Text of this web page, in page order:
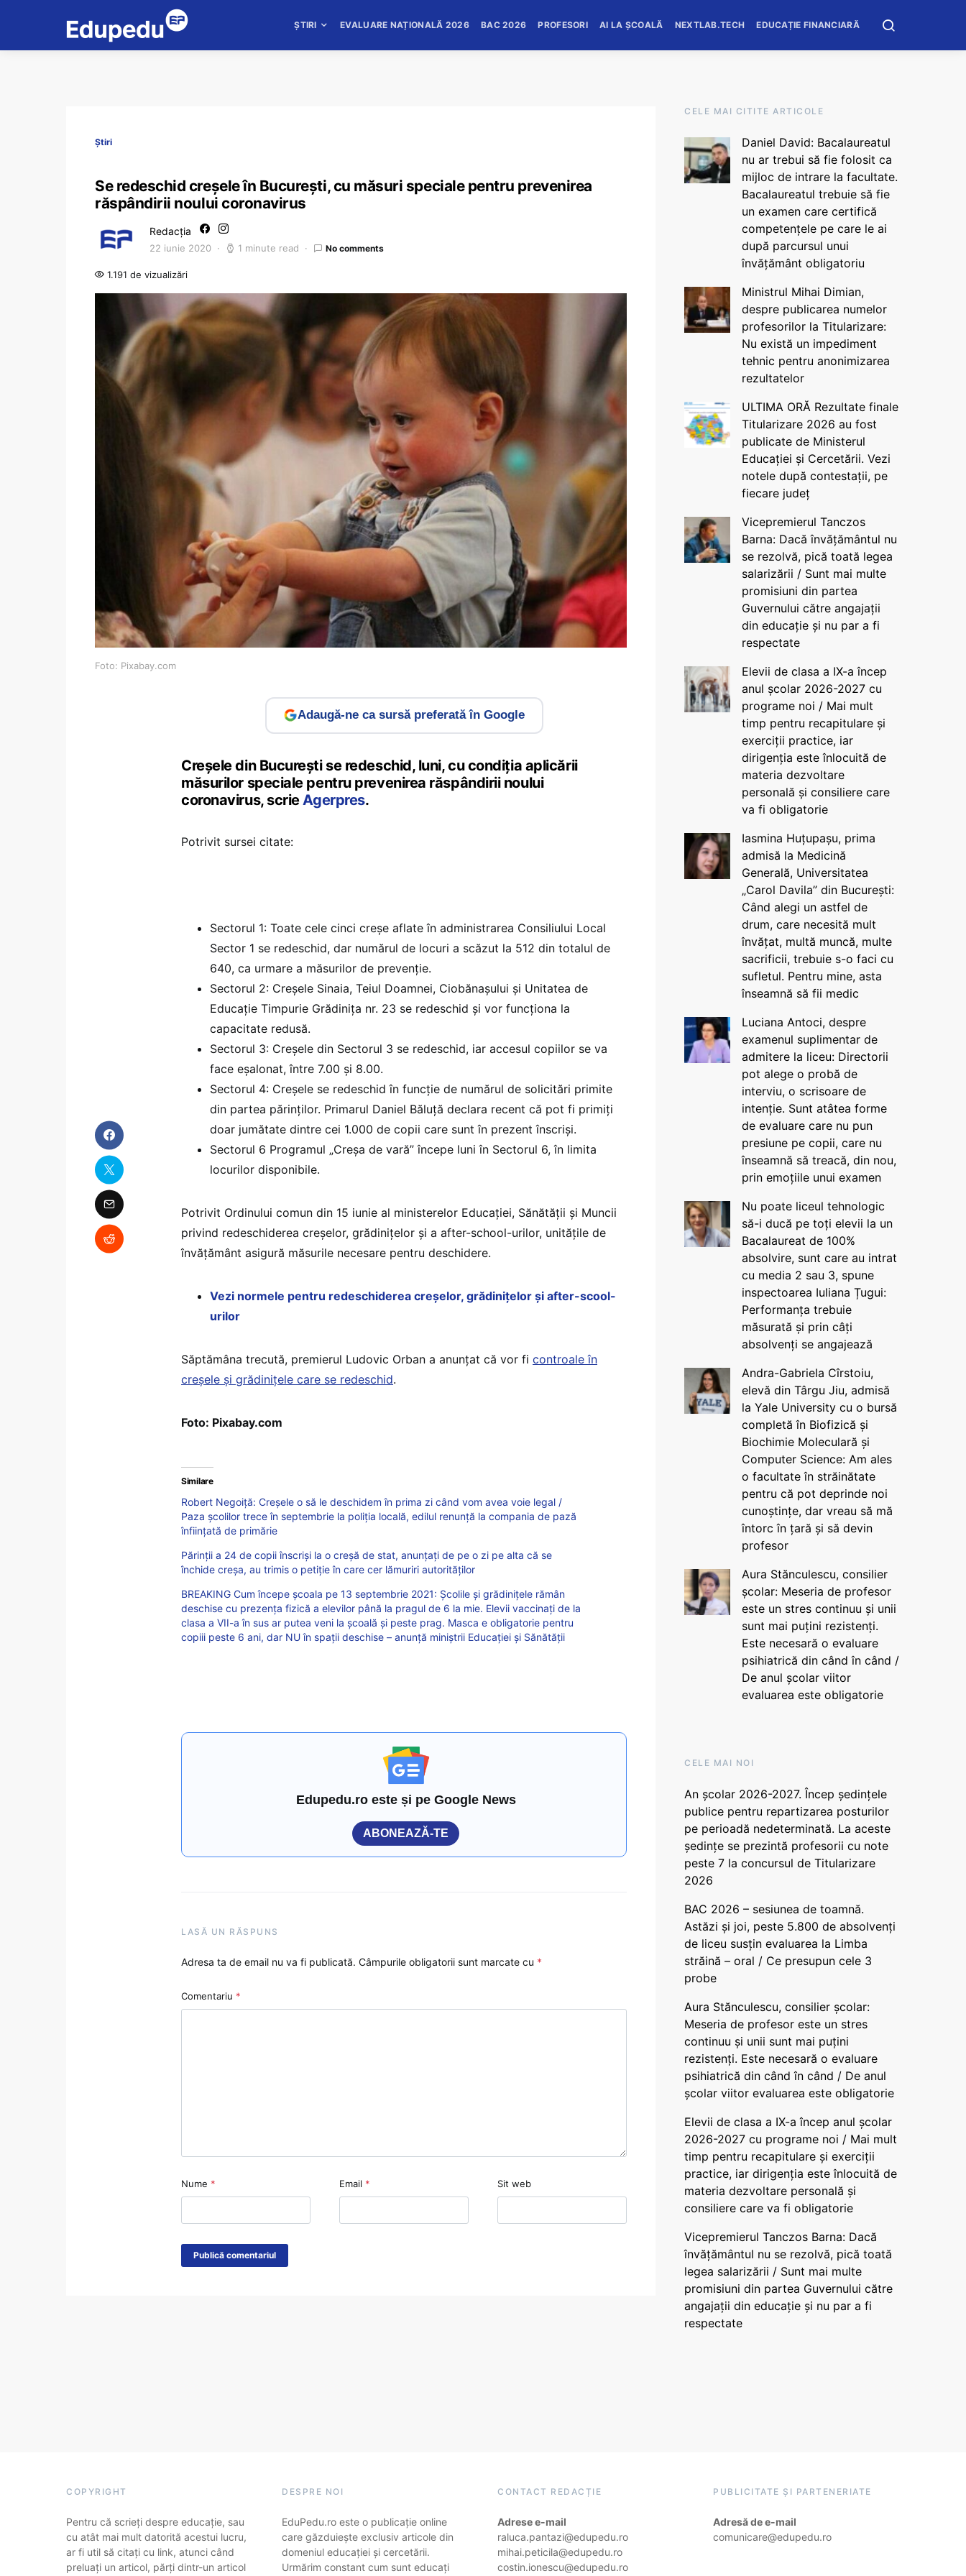
ȘTIRI EVALUARE NAȚIONALĂ 2026 BAC 2026 PROFESORI AI LA ȘCOALĂ NEXTLAB.TECH EDUCAȚIE FINANCIARĂ
Știri
Se redeschid creșele în București, cu măsuri speciale pentru prevenirea
răspândirii noului coronavirus
Redacția
22 iunie 2020 1 minute read No comments
1.191 de vizualizări
Foto: Pixabay.com
Adaugă-ne ca sursă preferată în Google
Creșele din București se redeschid, luni, cu condiția aplicării
măsurilor speciale pentru prevenirea răspândirii noului
coronavirus, scrie Agerpres.
Potrivit sursei citate:
Sectorul 1: Toate cele cinci creşe aflate în administrarea Consiliului Local
Sector 1 se redeschid, dar numărul de locuri a scăzut la 512 din totalul de
640, ca urmare a măsurilor de prevenție.
Sectorul 2: Creşele Sinaia, Teiul Doamnei, Ciobănaşului şi Unitatea de
Educaţie Timpurie Grădiniţa nr. 23 se redeschid şi vor funcţiona la
capacitate redusă.
Sectorul 3: Creşele din Sectorul 3 se redeschid, iar accesul copiilor se va
face eșalonat, între 7.00 și 8.00.
Sectorul 4: Creșele se redeschid în funcţie de numărul de solicitări primite
din partea părinţilor. Primarul Daniel Băluţă declara recent că pot fi primiţi
doar jumătate dintre cei 1.000 de copii care sunt în prezent înscrişi.
Sectorul 6 Programul „Creşa de vară” începe luni în Sectorul 6, în limita
locurilor disponibile.
Potrivit Ordinului comun din 15 iunie al ministerelor Educaţiei, Sănătăţii şi Muncii
privind redeschiderea creşelor, grădiniţelor şi a after-school-urilor, unitățile de
învățământ asigură măsurile necesare pentru deschidere.
Vezi normele pentru redeschiderea creșelor, grădinițelor și after-scool-
urilor
Săptămâna trecută, premierul Ludovic Orban a anunțat că vor fi controale în
creșele și grădinițele care se redeschid.
Foto: Pixabay.com
Similare
Robert Negoiță: Creșele o să le deschidem în prima zi când vom avea voie legal /
Paza școlilor trece în septembrie la poliția locală, edilul renunță la compania de pază
înființată de primărie
Părinții a 24 de copii înscriși la o creșă de stat, anunțați de pe o zi pe alta că se
închide creșa, au trimis o petiție în care cer lămuriri autorităților
BREAKING Cum începe școala pe 13 septembrie 2021: Școlile și grădinițele rămân
deschise cu prezența fizică a elevilor până la pragul de 6 la mie. Elevii vaccinați de la
clasa a VII-a în sus ar putea veni la școală și peste prag. Masca e obligatorie pentru
copiii peste 6 ani, dar NU în spații deschise – anunță miniștrii Educației și Sănătății
Edupedu.ro este și pe Google News
ABONEAZĂ-TE
LASĂ UN RĂSPUNS
Adresa ta de email nu va fi publicată. Câmpurile obligatorii sunt marcate cu *
Comentariu *
Nume * Email * Sit web
CELE MAI CITITE ARTICOLE
Daniel David: Bacalaureatul
nu ar trebui să fie folosit ca
mijloc de intrare la facultate.
Bacalaureatul trebuie să fie
un examen care certifică
competențele pe care le ai
după parcursul unui
învățământ obligatoriu
Ministrul Mihai Dimian,
despre publicarea numelor
profesorilor la Titularizare:
Nu există un impediment
tehnic pentru anonimizarea
rezultatelor
ULTIMA ORĂ Rezultate finale
Titularizare 2026 au fost
publicate de Ministerul
Educației și Cercetării. Vezi
notele după contestații, pe
fiecare județ
Vicepremierul Tanczos
Barna: Dacă învățământul nu
se rezolvă, pică toată legea
salarizării / Sunt mai multe
promisiuni din partea
Guvernului către angajații
din educație și nu par a fi
respectate
Elevii de clasa a IX-a încep
anul școlar 2026-2027 cu
programe noi / Mai mult
timp pentru recapitulare și
exerciții practice, iar
dirigenția este înlocuită de
materia dezvoltare
personală și consiliere care
va fi obligatorie
Iasmina Huțupașu, prima
admisă la Medicină
Generală, Universitatea
„Carol Davila” din București:
Când alegi un astfel de
drum, care necesită mult
învățat, multă muncă, multe
sacrificii, trebuie s-o faci cu
sufletul. Pentru mine, asta
înseamnă să fii medic
Luciana Antoci, despre
examenul suplimentar de
admitere la liceu: Directorii
pot alege o probă de
interviu, o scrisoare de
intenție. Sunt atâtea forme
de evaluare care nu pun
presiune pe copii, care nu
înseamnă să treacă, din nou,
prin emoțiile unui examen
Nu poate liceul tehnologic
să-i ducă pe toți elevii la un
Bacalaureat de 100%
absolvire, sunt care au intrat
cu media 2 sau 3, spune
inspectoarea Iuliana Țugui:
Performanța trebuie
măsurată și prin câți
absolvenți se angajează
Andra-Gabriela Cîrstoiu,
elevă din Târgu Jiu, admisă
la Yale University cu o bursă
completă în Biofizică și
Biochimie Moleculară și
Computer Science: Am ales
o facultate în străinătate
pentru că pot deprinde noi
cunoștințe, dar vreau să mă
întorc în țară și să devin
profesor
Aura Stănculescu, consilier
școlar: Meseria de profesor
este un stres continuu și unii
sunt mai puțini rezistenți.
Este necesară o evaluare
psihiatrică din când în când /
De anul școlar viitor
evaluarea este obligatorie
CELE MAI NOI
An școlar 2026-2027. Încep ședințele
publice pentru repartizarea posturilor
pe perioadă nedeterminată. La aceste
ședințe se prezintă profesorii cu note
peste 7 la concursul de Titularizare
2026
BAC 2026 – sesiunea de toamnă.
Astăzi și joi, peste 5.800 de absolvenți
de liceu susțin evaluarea la Limba
străină – oral / Ce presupun cele 3
probe
Aura Stănculescu, consilier școlar:
Meseria de profesor este un stres
continuu și unii sunt mai puțini
rezistenți. Este necesară o evaluare
psihiatrică din când în când / De anul
școlar viitor evaluarea este obligatorie
Elevii de clasa a IX-a încep anul școlar
2026-2027 cu programe noi / Mai mult
timp pentru recapitulare și exerciții
practice, iar dirigenția este înlocuită de
materia dezvoltare personală și
consiliere care va fi obligatorie
Vicepremierul Tanczos Barna: Dacă
învățământul nu se rezolvă, pică toată
legea salarizării / Sunt mai multe
promisiuni din partea Guvernului către
angajații din educație și nu par a fi
respectate
COPYRIGHT
Pentru că scrieți despre educație, sau
cu atât mai mult datorită acestui lucru,
ar fi util să citați cu link, atunci când
preluați un articol, părți dintr-un articol
DESPRE NOI
EduPedu.ro este o publicație online
care găzduiește exclusiv articole din
domeniul educației și cercetării.
Urmărim constant cum sunt educați
CONTACT REDACȚIE
Adrese e-mail
raluca.pantazi@edupedu.ro
mihai.peticila@edupedu.ro
costin.ionescu@edupedu.ro
PUBLICITATE ȘI PARTENERIATE
Adresă de e-mail
comunicare@edupedu.ro